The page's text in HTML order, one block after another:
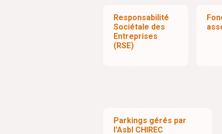
Les départements :
Anesthésiologie
Biologie clinique
Oncologie (radiothérapie,
Ophtalmologie
Responsabilité
Sociétale des
Entreprises
(RSE)
Parkings gérés par
l'Asbl CHIREC